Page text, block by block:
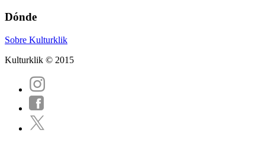
Dónde
Sobre Kulturklik
Kulturklik © 2015